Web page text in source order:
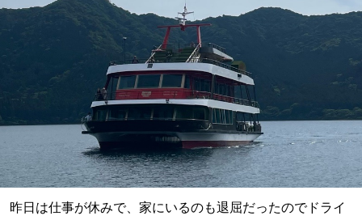
昨日は仕事が休みで、家にいるのも退屈だったのでドライ